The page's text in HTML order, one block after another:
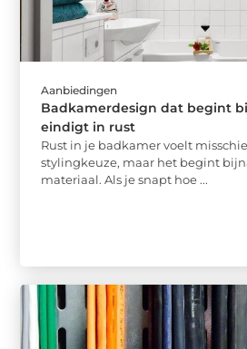
Aanbiedingen
Badkamerdesign dat begint
eindigt in rust
Rust in je badkamer voelt
stylingkeuze, maar het begint
materiaal. Als je snapt hoe ...